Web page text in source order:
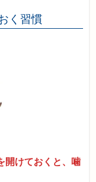
く習慣
開けておくと、噛